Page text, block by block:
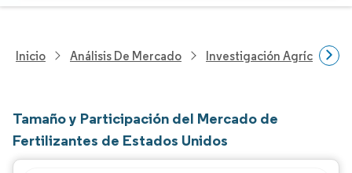
Inicio Análisis De Mercado Investigación Agrícola
Tamaño y Participación del Mercado de
Fertilizantes de Estados Unidos